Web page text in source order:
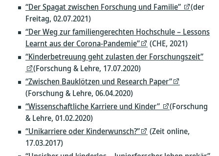
“Der Spagat zwischen Forschung und Familie”
(der
Freitag, 02.07.2021)
“Der Weg zur familiengerechten Hochschule – Lessons
Learnt aus der Corona-Pandemie”
(CHE, 2021)
“Kinderbetreuung geht zulasten der Forschungszeit”
(Forschung & Lehre, 17.07.2020)
“Zwischen Bauklötzen und Research Paper”
(Forschung & Lehre, 06.04.2020)
“Wissenschaftliche Karriere und Kinder”
(Forschung
& Lehre, 01.02.2020)
“Unikarriere oder Kinderwunsch?”
(Zeit online,
17.03.2017)